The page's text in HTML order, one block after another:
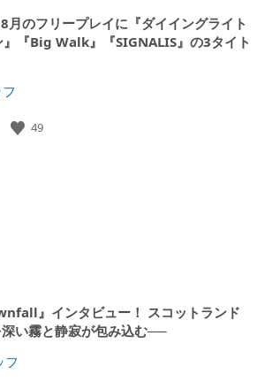
のフリープレイに『ダイイングライト
『Big Walk』『SIGNALIS』の3タイト
49
』インタビュー！ スコットランド
い霧と静寂が包み込む──
フ